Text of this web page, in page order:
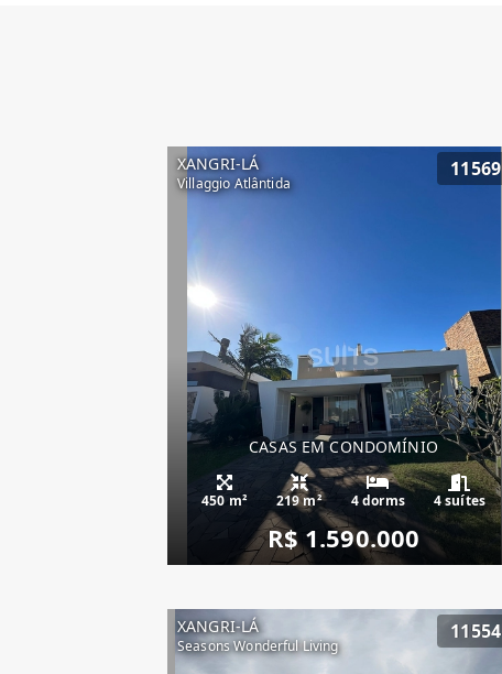
XANGRI-LÁ
Villaggio Atlântida
11569
CASAS EM CONDOMÍNIO
450 m² 219 m² 4 dorms 4 suítes
R$ 1.590.000
XANGRI-LÁ
Seasons Wonderful Living
11554